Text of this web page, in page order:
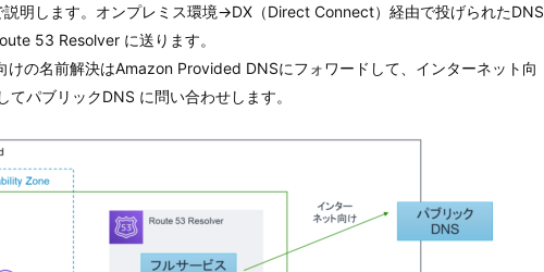
明します。オンプレミス環境→DX（Direct Connect）経由で投げられたDNS
53 Resolver に送ります。
の名前解決はAmazon Provided DNSにフォワードして、インターネット向
パブリックDNS に問い合わせします。